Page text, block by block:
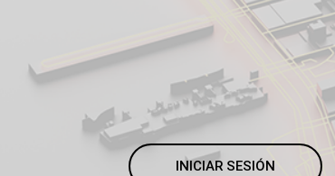
INICIAR SESIÓN